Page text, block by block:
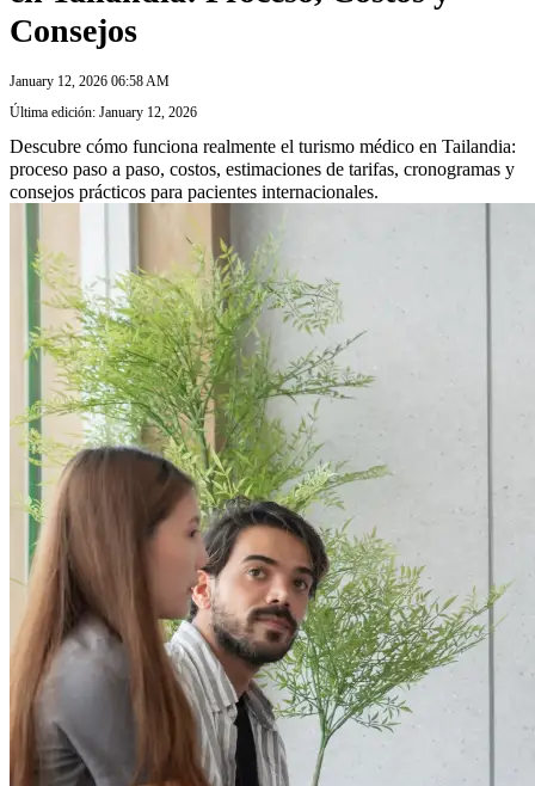
Consejos
January 12, 2026 06:58 AM
Última edición: January 12, 2026
Descubre cómo funciona realmente el turismo médico en Tailandia:
proceso paso a paso, costos, estimaciones de tarifas, cronogramas y
consejos prácticos para pacientes internacionales.